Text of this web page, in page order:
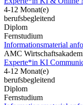
4-12 Monat(e)
berufsbegleitend
Diplom
Fernstudium
Informationsmaterial
AMC
Experte*in KI
4-12 Monat(e)
berufsbegleitend
Diplom
Fernstudium